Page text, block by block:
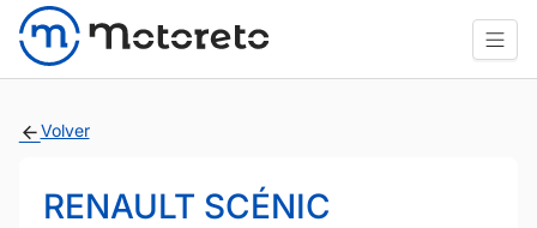
Volver
RENAULT SCÉNIC